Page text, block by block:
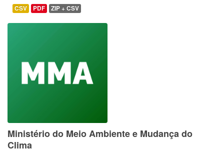
CSV PDF ZIP + CSV
Ministério do Meio Ambiente e Mudança do
Clima